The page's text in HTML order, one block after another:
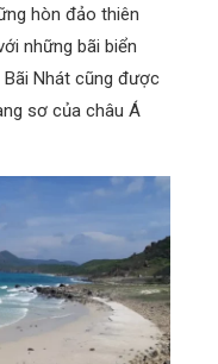
hòn đảo thiên
những bãi biển
Bãi Nhát cũng được
sơ của châu Á